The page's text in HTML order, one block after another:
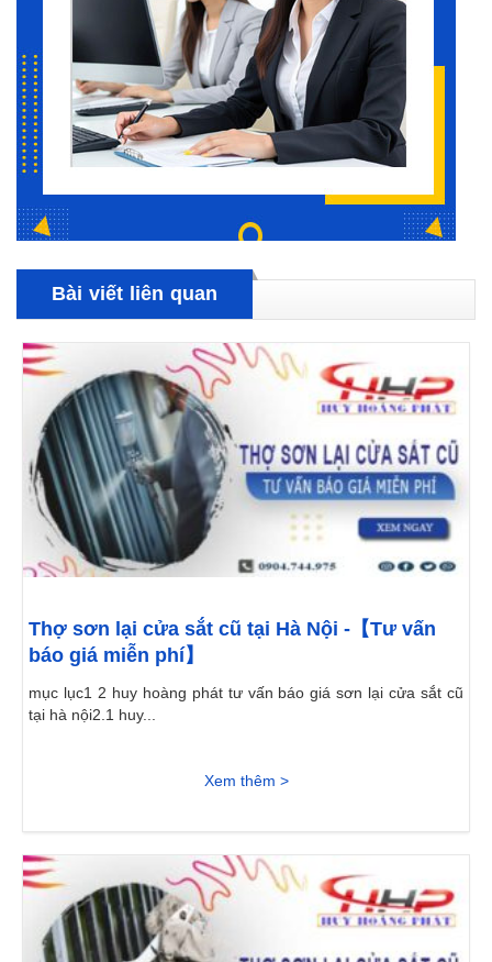
Bài viết liên quan
Thợ sơn lại cửa sắt cũ tại Hà Nội -【Tư vấn
báo giá miễn phí】
mục lục1 2 huy hoàng phát tư vấn báo giá sơn lại cửa sắt cũ
tại hà nội2.1 huy...
Xem thêm >